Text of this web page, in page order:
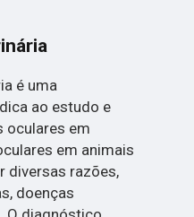
é uma
ao estudo e
oculares em
em animais
diversas razões,
doenças